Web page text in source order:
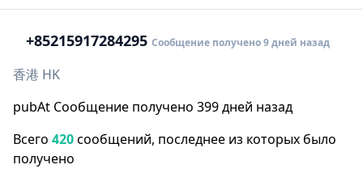
+85215917284295 Сообщение получено 9 дней назад
香港 HK
pubAt Сообщение получено 399 дней назад
Всего 420сообщений, последнее из которых было
получено